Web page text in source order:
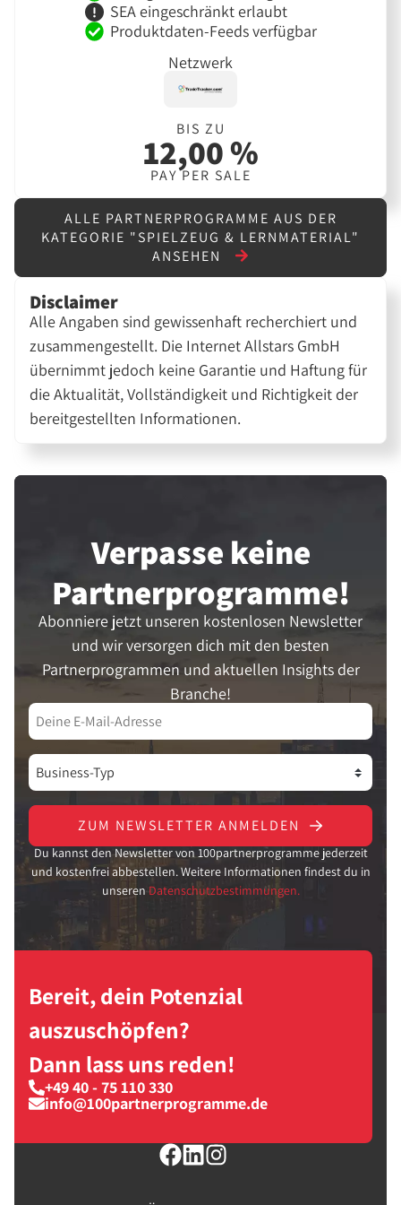
SEA eingeschränkt erlaubt
Produktdaten-Feeds verfügbar
Netzwerk
BIS ZU
12,00 %
PAY PER SALE
ALLE PARTNERPROGRAMME AUS DER
KATEGORIE "SPIELZEUG & LERNMATERIAL"
ANSEHEN
Disclaimer
Alle Angaben sind gewissenhaft recherchiert und
zusammengestellt. Die Internet Allstars GmbH
übernimmt jedoch keine Garantie und Haftung für
die Aktualität, Vollständigkeit und Richtigkeit der
bereitgestellten Informationen.
Verpasse keine
Partner­programme!
Abonniere jetzt unseren kostenlosen Newsletter
und wir versorgen dich mit den besten
Partnerprogrammen und aktuellen Insights der
Branche!
ZUM NEWSLETTER ANMELDEN
Du kannst den Newsletter von 100partnerprogramme jederzeit
und kostenfrei abbestellen. Weitere Informationen findest du in
unseren Datenschutzbestimmungen.
Bereit, dein Potenzial
auszuschöpfen?
Dann lass uns reden!
+49 40 - 75 110 330
info@100partnerprogramme.de